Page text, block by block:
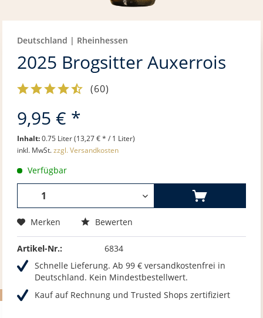
Deutschland | Rheinhessen
2025 Brogsitter Auxerrois
(60)
9,95 € *
Inhalt:0.75 Liter (13,27 € * / 1 Liter)
inkl. MwSt.zzgl. Versandkosten
Verfügbar
Merken Bewerten
Artikel-Nr.:
6834
Schnelle Lieferung. Ab 99 € versandkostenfrei in
Deutschland. Kein Mindestbestellwert.
Kauf auf Rechnung und Trusted Shops zertifiziert